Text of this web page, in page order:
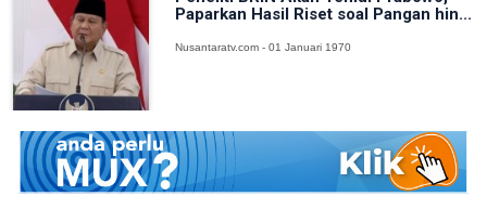
Paparkan Hasil Riset soal Pangan hin...
Nusantaratv.com - 01 Januari 1970